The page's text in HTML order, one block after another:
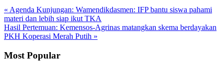
« Agenda Kunjungan: Wamendikdasmen: IFP bantu siswa pahami
materi dan lebih siap ikut TKA
Hasil Pertemuan: Kemensos-Agrinas matangkan skema berdayakan
PKH Koperasi Merah Putih »
Most Popular